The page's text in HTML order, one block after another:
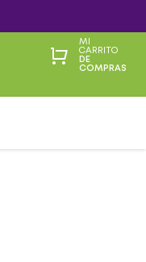
MI
CARRITO
DE
COMPRAS